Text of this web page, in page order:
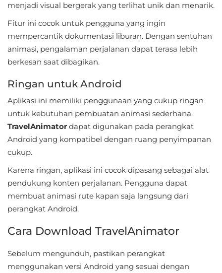
Shopping
Social
Sports
Tools
Travel
&
Local
Players
&
Rekomendasi
menjadi visual bergerak yang terlihat unik dan menarik.
Fitur ini cocok untuk pengguna yang ingin
mempercantik dokumentasi liburan. Dengan sentuhan
animasi, pengalaman perjalanan dapat terasa lebih
berkesan saat dibagikan.
Ringan untuk Android
Aplikasi ini memiliki penggunaan yang cukup ringan
untuk kebutuhan pembuatan animasi sederhana.
TravelAnimator dapat digunakan pada perangkat
Android yang kompatibel dengan ruang penyimpanan
cukup.
Karena ringan, aplikasi ini cocok dipasang sebagai alat
pendukung konten perjalanan. Pengguna dapat
membuat animasi rute kapan saja langsung dari
perangkat Android.
Cara Download TravelAnimator
Sebelum mengunduh, pastikan perangkat
menggunakan versi Android yang sesuai dengan